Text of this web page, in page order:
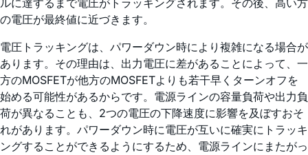
ルに達するまで電圧がトラッキングされます。その後、高い方
の電圧が最終値に近づきます。
電圧トラッキングは、パワーダウン時により複雑になる場合が
あります。その理由は、出力電圧に差があることによって、一
方のMOSFETが他方のMOSFETよりも若干早くターンオフを
始める可能性があるからです。電源ラインの容量負荷や出力負
荷が異なることも、2つの電圧の下降速度に影響を及ぼすおそ
れがあります。パワーダウン時に電圧が互いに確実にトラッキ
ングすることができるようにするため、電源ラインにまたがっ